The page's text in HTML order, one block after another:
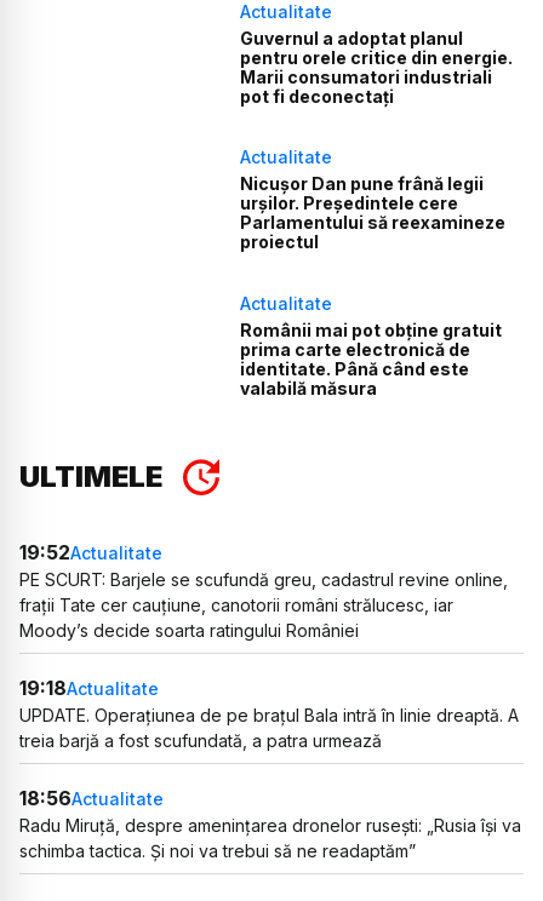
Actualitate
Guvernul a adoptat planul
pentru orele critice din energie.
Marii consumatori industriali
pot fi deconectați
Actualitate
Nicușor Dan pune frână legii
urșilor. Președintele cere
Parlamentului să reexamineze
proiectul
Actualitate
Românii mai pot obține gratuit
prima carte electronică de
identitate. Până când este
valabilă măsura
ULTIMELE
19:52Actualitate
PE SCURT: Barjele se scufundă greu, cadastrul revine online,
frații Tate cer cauțiune, canotorii români strălucesc, iar
Moody’s decide soarta ratingului României
19:18Actualitate
UPDATE. Operațiunea de pe brațul Bala intră în linie dreaptă. A
treia barjă a fost scufundată, a patra urmează
18:56Actualitate
Radu Miruță, despre amenințarea dronelor rusești: „Rusia își va
schimba tactica. Și noi va trebui să ne readaptăm”